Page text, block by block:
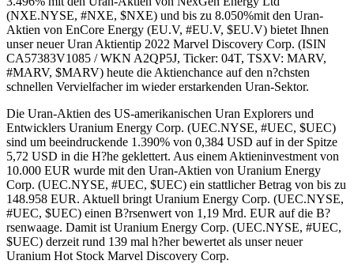
(NXE.NYSE, #NXE, $NXE) und bis zu 8.050%mit den Uran-
Aktien von EnCore Energy (EU.V, #EU.V, $EU.V) bietet Ihnen
unser neuer Uran Aktientip 2022 Marvel Discovery Corp. (ISIN
CA57383V1085 / WKN A2QP5J, Ticker: 04T, TSXV: MARV,
#MARV, $MARV) heute die Aktienchance auf den n?chsten
schnellen Vervielfacher im wieder erstarkenden Uran-Sektor.
Die Uran-Aktien des US-amerikanischen Uran Explorers und
Entwicklers Uranium Energy Corp. (UEC.NYSE, #UEC, $UEC)
sind um beeindruckende 1.390% von 0,384 USD auf in der Spitze
5,72 USD in die H?he geklettert. Aus einem Aktieninvestment von
10.000 EUR wurde mit den Uran-Aktien von Uranium Energy
Corp. (UEC.NYSE, #UEC, $UEC) ein stattlicher Betrag von bis zu
148.958 EUR. Aktuell bringt Uranium Energy Corp. (UEC.NYSE,
#UEC, $UEC) einen B?rsenwert von 1,19 Mrd. EUR auf die B?
rsenwaage. Damit ist Uranium Energy Corp. (UEC.NYSE, #UEC,
$UEC) derzeit rund 139 mal h?her bewertet als unser neuer
Uranium Hot Stock Marvel Discovery Corp.